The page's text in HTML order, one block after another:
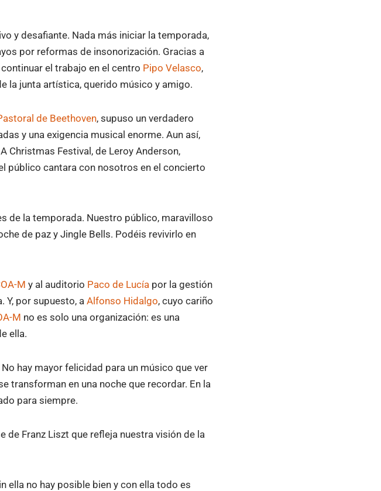
y desafiante. Nada más iniciar la temporada,
por reformas de insonorización. Gracias a
el trabajo en el centro Pipo Velasco,
la junta artística, querido músico y amigo.
de Beethoven, supuso un verdadero
y una exigencia musical enorme. Aun así,
Christmas Festival, de Leroy Anderson,
público cantara con nosotros en el concierto
de la temporada. Nuestro público, maravilloso
de paz y Jingle Bells. Podéis revivirlo en
M y al auditorio Paco de Lucíapor la gestión
Y, por supuesto, a Alfonso Hidalgo, cuyo cariño
M no es solo una organización: es una
ella.
hay mayor felicidad para un músico que ver
transforman en una noche que recordar. En la
para siempre.
Franz Liszt que refleja nuestra visión de la
ella no hay posible bien y con ella todo es